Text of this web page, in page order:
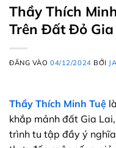
Thầy Thích
Trên Đất Đỏ
ĐĂNG VÀO04/12/2024 BỞI
Thầy Thích Minh Tuệ
khắp mảnh đất Gia
trình tu tập đầy ý